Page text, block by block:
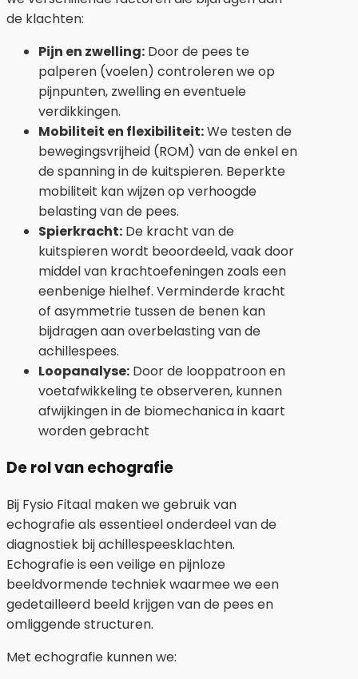
de klachten:
Pijn en zwelling: Door de pees te
palperen (voelen) controleren we op
pijnpunten, zwelling en eventuele
verdikkingen.
Mobiliteit en flexibiliteit:We testen de
bewegingsvrijheid (ROM) van de enkel en
de spanning in de kuitspieren. Beperkte
mobiliteit kan wijzen op verhoogde
belasting van de pees.
Spierkracht: De kracht van de
kuitspieren wordt beoordeeld, vaak door
middel van krachtoefeningen zoals een
eenbenige hielhef. Verminderde kracht
of asymmetrie tussen de benen kan
bijdragen aan overbelasting van de
achillespees.
Loopanalyse: Door de looppatroon en
voetafwikkeling te observeren, kunnen
afwijkingen in de biomechanica in kaart
worden gebracht
De rol van echografie
Bij Fysio Fitaal maken we gebruik van
echografie als essentieel onderdeel van de
diagnostiek bij achillespeesklachten.
Echografie is een veilige en pijnloze
beeldvormende techniek waarmee we een
gedetailleerd beeld krijgen van de pees en
omliggende structuren.
Met echografie kunnen we: